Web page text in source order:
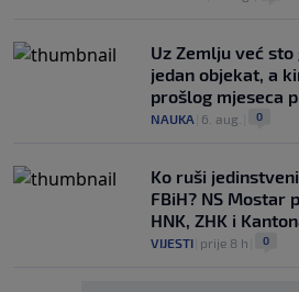
Uz Zemlju već
jedan objekat, a
prošlog mjeseca
NAUKA 6. aug. 0
Ko ruši
FBiH? NS Mostar
HNK, ZHK i
VIJESTI prije 8 h 0